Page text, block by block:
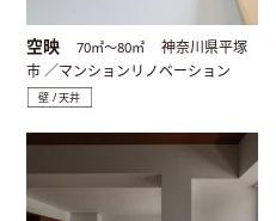
空映 70㎡〜80㎡
神奈川県平塚
市 ／マンションリノベーション
壁 / 天井